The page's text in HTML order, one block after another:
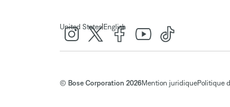
United States| English
© Bose Corporation 2026Mention juridiquePolitique